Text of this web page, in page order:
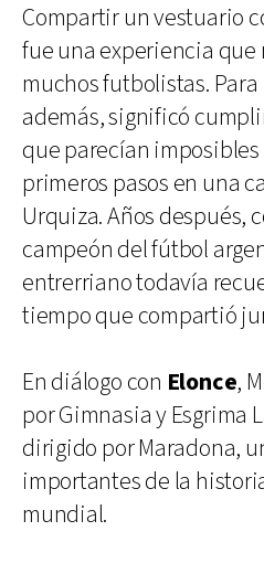
Compartir un vestuario
fue una experiencia que
muchos futbolistas. Para
además, significó
que parecían
primeros pasos en una
Urquiza. Años después,
campeón del fútbol
entrerriano todavía
tiempo que compartió
En diálogo con Elonce,
por Gimnasia y Esgrima
dirigido por Maradona,
importantes de la
mundial.